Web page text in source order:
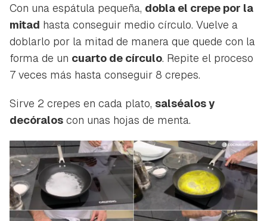
Con una espátula pequeña, dobla el crepe por la
mitad hasta conseguir medio círculo. Vuelve a
doblarlo por la mitad de manera que quede con la
forma de un cuarto de círculo. Repite el proceso
7 veces más hasta conseguir 8 crepes.
Sirve 2 crepes en cada plato, salséalos y
decóralos con unas hojas de menta.